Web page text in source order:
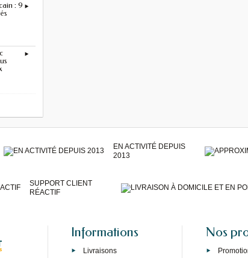
: 9
EN ACTIVITÉ DEPUIS
2013
SUPPORT CLIENT
RÉACTIF
Informations
Livraisons
Nos